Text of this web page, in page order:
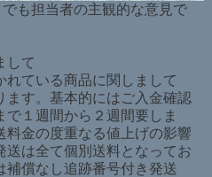
も担当者の主観的な意見で
して
ている商品に関しまして
ます。基本的にはご入金確認
１週間から２週間要しま
金の度重なる値上げの影響
送は全て個別送料となってお
補償なし追跡番号付き発送